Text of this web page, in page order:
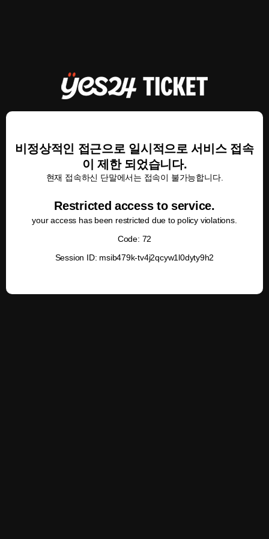
비정상적인 접근으로 일시적으로 서비스 접속
이 제한 되었습니다.
현재 접속하신 단말에서는 접속이 불가능합니다.
Restricted access to service.
your access has been restricted due to policy violations.
Code: 72
Session ID: msib479k-tv4j2qcyw1l0dyty9h2